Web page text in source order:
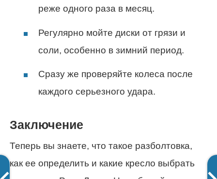
реже одного раза в месяц.
Регулярно мойте диски от грязи и
соли, особенно в зимний период.
Сразу же проверяйте колеса после
каждого серьезного удара.
Заключение
Теперь вы знаете, что такое разболтовка,
как ее определить и какие кресло выбрать